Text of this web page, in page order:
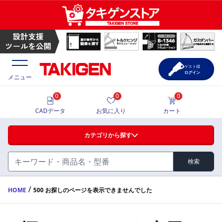
ハンドル・取手・つまみ・周辺機器
FA・A
蝶番・ステー・周辺機器
価格一覧
製品カタログ
メニュー
カテゴリから探す
検索
0
CADデータ
0
お気に入り
0
カート
ゲスト様
ログイン
HOME / 500 お探しのページを表示できませんでした